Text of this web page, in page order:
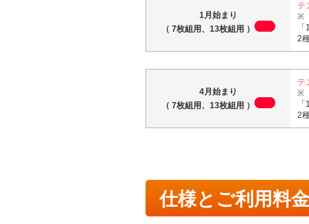
1月始まり
（ 7枚組用、13枚組用 ）
テ
※
2
4月始まり
（ 7枚組用、13枚組用 ）
テ
※
2
仕様とご利用料金